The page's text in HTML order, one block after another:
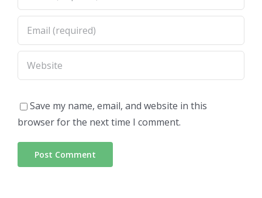
Save my name, email, and website in this
browser for the next time I comment.